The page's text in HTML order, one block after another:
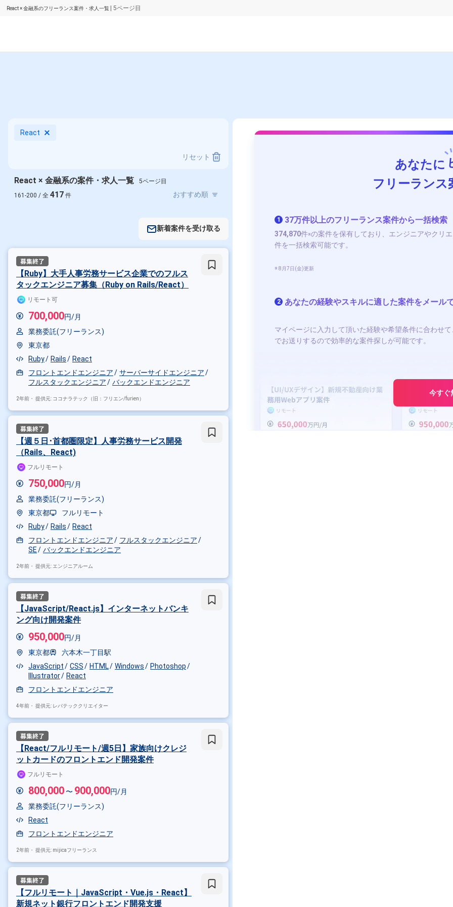
React × 金融系のフリーランス案件・求人一覧 | 5ページ目
React
リセット
React × 金融系の案件・求人一覧
5ページ目
161-200 / 全 417 件
新着案件を受け取る
【Ruby】大手人事労務サービス企業でのフルス
タックエンジニア募集（Ruby on Rails/React）
リモート可
700,000円/月
業務委託(フリーランス)
東京都
Ruby
Rails
React
フロントエンドエンジニア
サーバーサイドエンジニア
フルスタックエンジニア
バックエンドエンジニア
2年前・ 提供元: ココナラテック（旧：フリエン/furien）
【週５日･首都圏限定】人事労務サービス開発
（Rails、React)
フルリモート
750,000円/月
業務委託(フリーランス)
東京都
フルリモート
Ruby
Rails
React
フロントエンドエンジニア
フルスタックエンジニア
SE
バックエンドエンジニア
2年前・ 提供元: エンジニアルーム
【JavaScript/React.js】インターネットバンキ
ング向け開発案件
950,000円/月
東京都
六本木一丁目駅
JavaScript
CSS HTML Windows
Photoshop
Illustrator
React
フロントエンドエンジニア
4年前・ 提供元: レバテッククリエイター
【React/フルリモート/週5日】家族向けクレジ
ットカードのフロントエンド開発案件
フルリモート
800,000 〜 900,000円/月
業務委託(フリーランス)
React
フロントエンドエンジニア
2年前・ 提供元: mijicaフリーランス
【フルリモート｜JavaScript・Vue.js・React】
新規ネット銀行フロントエンド開発支援
あなたに
フリーランス
1 37万件以上のフリーランス案件から一括検索
374,870件※の案件を保有しており、エンジニアやクリ
件を一括検索可能です。
※ 8月7日(金)更新
2 あなたの経験やスキルに適した案件をメール
マイページに入力して頂いた経験や希望条件に合わせ
でお送りするので効率的な案件探しが可能です。
今すぐ